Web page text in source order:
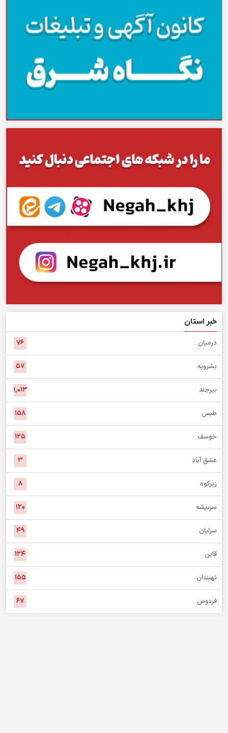
خبر استان
درمیان ۷۶
بشرویه ۵۷
بیرجند ۱,۰۱۳
طبس ۱۵۸
خوسف ۱۲۵
عشق آباد ۳
زیرکوه ۸
سربیشه ۱۲۰
سرایان ۴۹
قاین ۱۲۴
نهبندان ۱۵۵
فردوس ۶۷